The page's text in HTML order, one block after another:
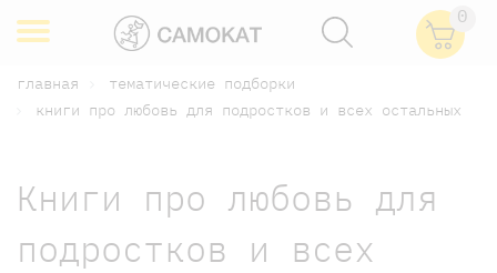
0
главная
тематические подборки
книги про любовь для подростков и всех остальных
Книги про любовь для
подростков и всех